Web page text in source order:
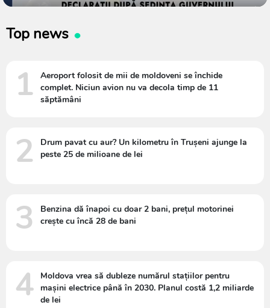
Top news
1
Aeroport folosit de mii de moldoveni se închide
complet. Niciun avion nu va decola timp de 11
săptămâni
2
Drum pavat cu aur? Un kilometru în Trușeni ajunge la
peste 25 de milioane de lei
3
Benzina dă înapoi cu doar 2 bani, prețul motorinei
crește cu încă 28 de bani
4
Moldova vrea să dubleze numărul stațiilor pentru
mașini electrice până în 2030. Planul costă 1,2 miliarde
de lei